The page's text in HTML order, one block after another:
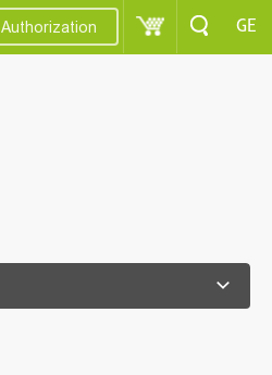
Authorization GE